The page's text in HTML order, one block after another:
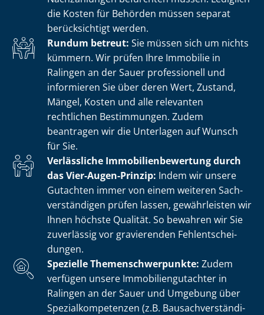
die Kosten für Behörden müssen separat
berücksichtigt werden.
Rundum betreut: Sie müssen sich um nichts
kümmern. Wir prüfen Ihre Immobilie in
Ralingen an der Sauer professionell und
informieren Sie über deren Wert, Zustand,
Mängel, Kosten und alle relevanten
rechtlichen Bestimmungen. Zudem
beantragen wir die Unterlagen auf Wunsch
für Sie.
Verlässliche Im­mo­bi­li­en­be­wer­tung durch
das Vier-Augen-Prinzip: Indem wir unsere
Gutachten immer von einem weiteren Sach­
ver­stän­di­gen prüfen lassen, gewährleisten wir
Ihnen höchste Qualität. So bewahren wir Sie
zuverlässig vor gravierenden Fehl­ent­schei­
dun­gen.
Spezielle The­men­schwer­punk­te: Zudem
verfügen unsere Im­mo­bi­li­en­gut­ach­ter in
Ralingen an der Sauer und Umgebung über
Spe­zi­al­kom­pe­ten­zen (z.B. Bau­sach­ver­stän­di­